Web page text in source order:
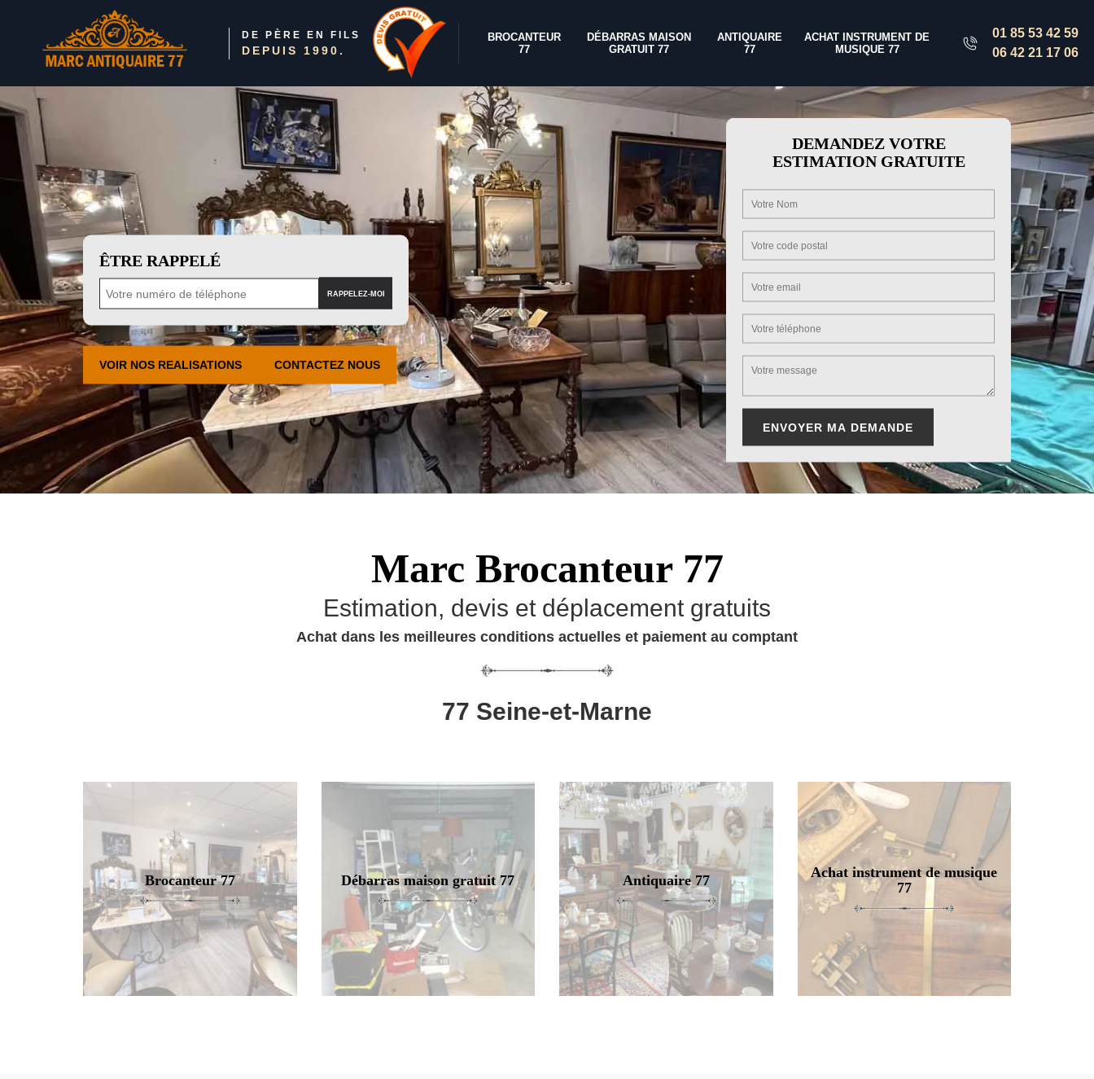
DE PÈRE EN FILS
DEPUIS 1990.
BROCANTEUR
77
DÉBARRAS MAISON
GRATUIT 77
ANTIQUAIRE
77
ACHAT INSTRUMENT DE
MUSIQUE 77
01 85 53 42 59
06 42 21 17 06
ÊTRE RAPPELÉ
VOIR NOS REALISATIONS CONTACTEZ NOUS
DEMANDEZ VOTRE
ESTIMATION GRATUITE
Marc Brocanteur 77
Estimation, devis et déplacement gratuits
Achat dans les meilleures conditions actuelles et paiement au comptant
77 Seine-et-Marne
Brocanteur 77 Débarras maison gratuit 77 Antiquaire 77
Achat instrument de musique
77